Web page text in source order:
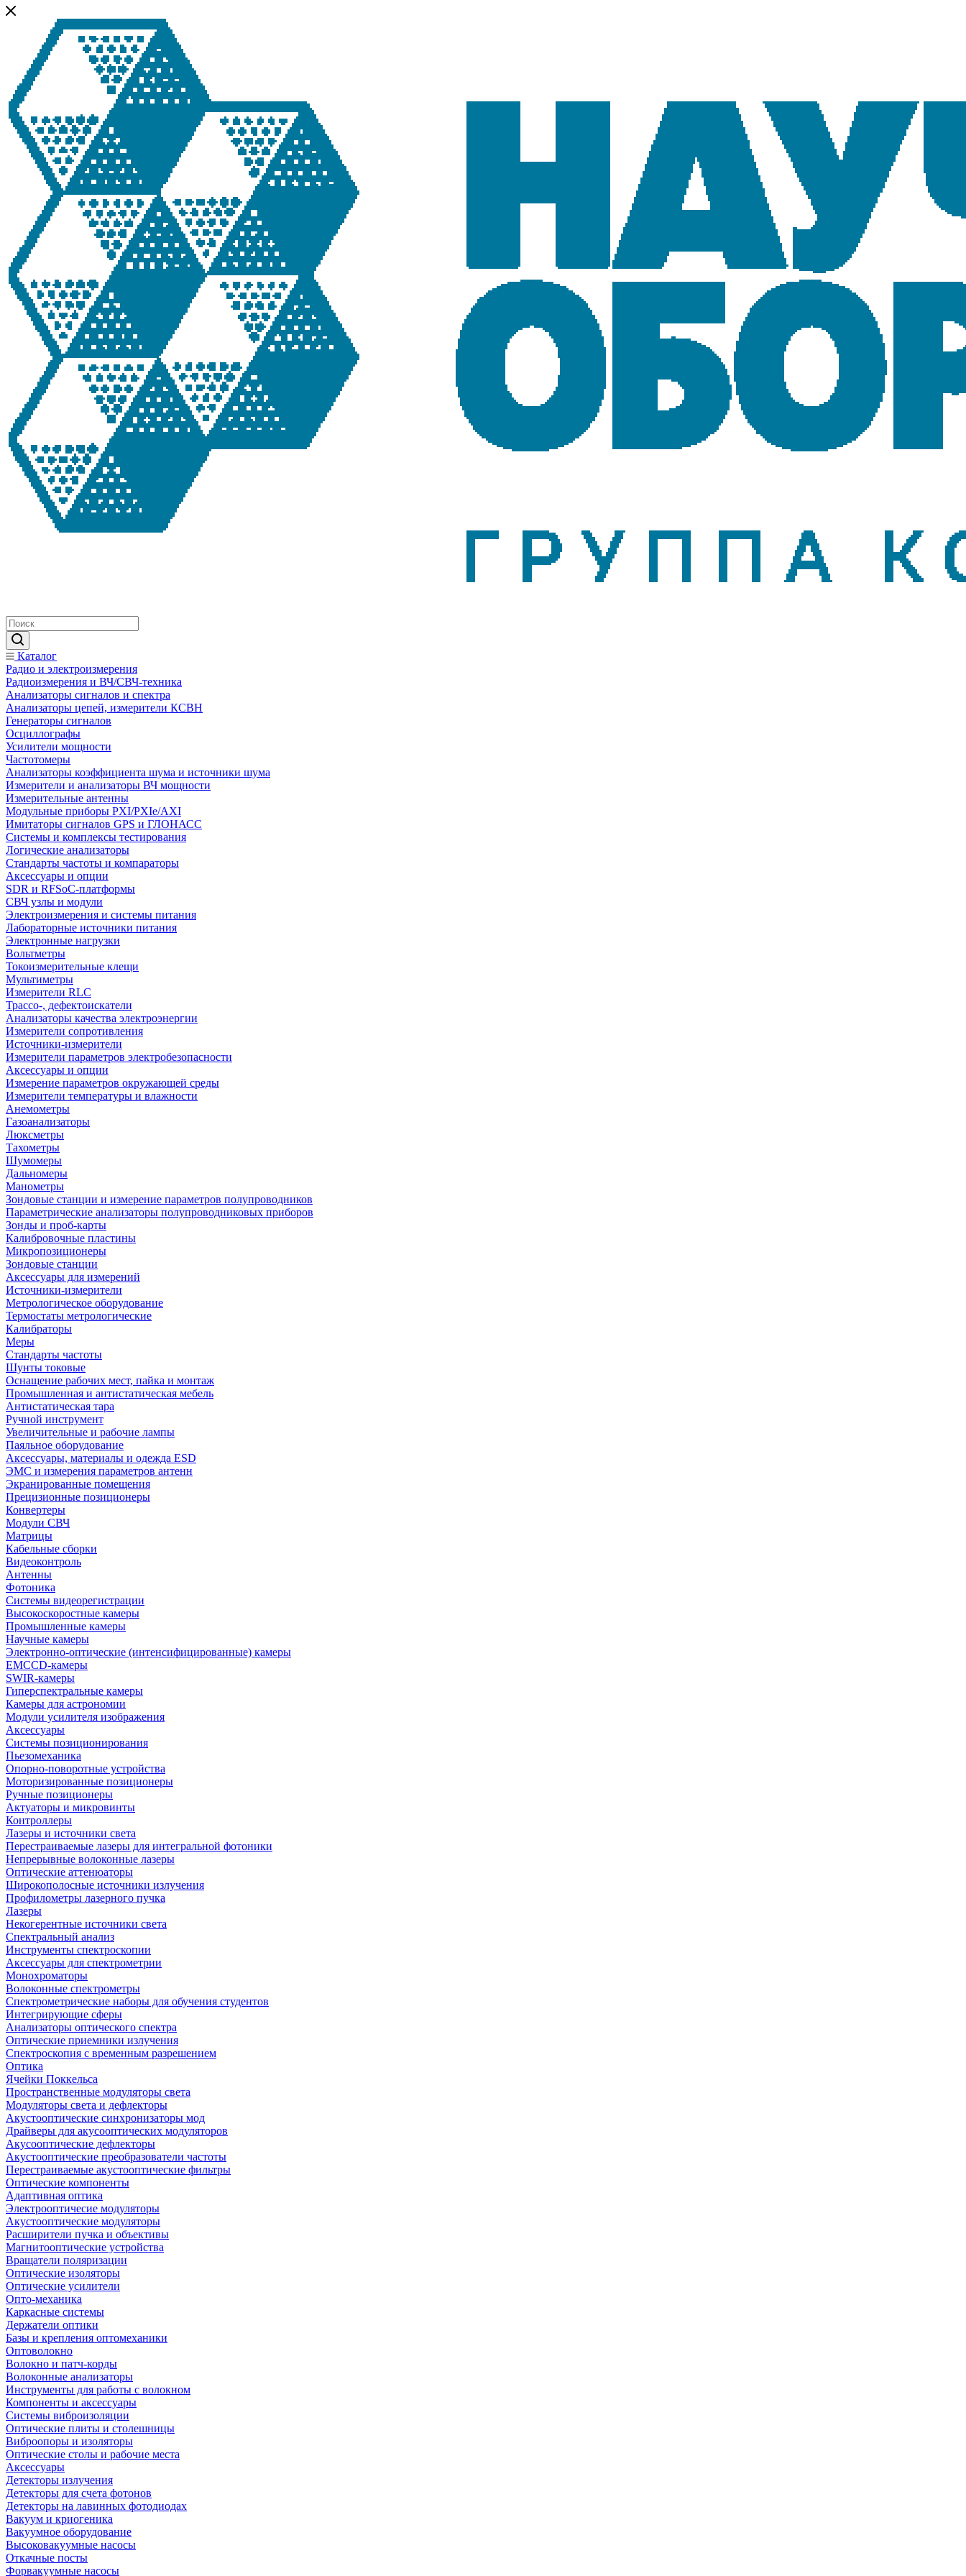
Каталог
Радио и электроизмерения
Радиоизмерения и ВЧ/СВЧ-техника
Анализаторы сигналов и спектра
Анализаторы цепей, измерители КСВН
Генераторы сигналов
Осциллографы
Усилители мощности
Частотомеры
Анализаторы коэффициента шума и источники шума
Измерители и анализаторы ВЧ мощности
Измерительные антенны
Модульные приборы PXI/PXIe/AXI
Имитаторы сигналов GPS и ГЛОНАСС
Системы и комплексы тестирования
Логические анализаторы
Стандарты частоты и компараторы
Аксессуары и опции
SDR и RFSoC‑платформы
СВЧ узлы и модули
Электроизмерения и системы питания
Лабораторные источники питания
Электронные нагрузки
Вольтметры
Токоизмерительные клещи
Мультиметры
Измерители RLC
Трассо-, дефектоискатели
Анализаторы качества электроэнергии
Измерители сопротивления
Источники-измерители
Измерители параметров электробезопасности
Аксессуары и опции
Измерение параметров окружающей среды
Измерители температуры и влажности
Анемометры
Газоанализаторы
Люксметры
Тахометры
Шумомеры
Дальномеры
Манометры
Зондовые станции и измерение параметров полупроводников
Параметрические анализаторы полупроводниковых приборов
Зонды и проб-карты
Калибровочные пластины
Микропозиционеры
Зондовые станции
Аксессуары для измерений
Источники-измерители
Метрологическое оборудование
Термостаты метрологические
Калибраторы
Меры
Стандарты частоты
Шунты токовые
Оснащение рабочих мест, пайка и монтаж
Промышленная и антистатическая мебель
Антистатическая тара
Ручной инструмент
Увеличительные и рабочие лампы
Паяльное оборудование
Аксессуары, материалы и одежда ESD
ЭМС и измерения параметров антенн
Экранированные помещения
Прецизионные позиционеры
Конвертеры
Модули СВЧ
Матрицы
Кабельные сборки
Видеоконтроль
Антенны
Фотоника
Cистемы видеорегистрации
Высокоскоростные камеры
Промышленные камеры
Научные камеры
Электронно-оптические (интенсифицированные) камеры
EMCCD-камеры
SWIR-камеры
Гиперспектральные камеры
Камеры для астрономии
Модули усилителя изображения
Аксессуары
Системы позиционирования
Пьезомеханика
Опорно-поворотные устройства
Моторизированные позиционеры
Ручные позиционеры
Актуаторы и микровинты
Контроллеры
Лазеры и источники света
Перестраиваемые лазеры для интегральной фотоники
Непрерывные волоконные лазеры
Оптические аттенюаторы
Широкополосные источники излучения
Профилометры лазерного пучка
Лазеры
Некогерентные источники света
Спектральный анализ
Инструменты спектроскопии
Аксессуары для спектрометрии
Монохроматоры
Волоконные спектрометры
Спектрометрические наборы для обучения студентов
Интегрирующие сферы
Анализаторы оптического спектра
Оптические приемники излучения
Спектроскопия с временным разрешением
Оптика
Ячейки Поккельса
Пространственные модуляторы света
Модуляторы света и дефлекторы
Акустооптические синхронизаторы мод
Драйверы для акусооптических модуляторов
Акусооптические дефлекторы
Акустооптические преобразователи частоты
Перестраиваемые акустооптические фильтры
Оптические компоненты
Адаптивная оптика
Электрооптичесие модуляторы
Акустооптические модуляторы
Расширители пучка и объективы
Магнитооптические устройства
Вращатели поляризации
Оптические изоляторы
Оптические усилители
Опто-механика
Каркасные системы
Держатели оптики
Базы и крепления оптомеханики
Оптоволокно
Волокно и патч-корды
Волоконные анализаторы
Инструменты для работы с волокном
Компоненты и аксессуары
Системы виброизоляции
Оптические плиты и столешницы
Виброопоры и изоляторы
Оптические столы и рабочие места
Аксессуары
Детекторы излучения
Детекторы для счета фотонов
Детекторы на лавинных фотодиодах
Вакуум и криогеника
Вакуумное оборудование
Высоковакуумные насосы
Откачные посты
Форвакуумные насосы